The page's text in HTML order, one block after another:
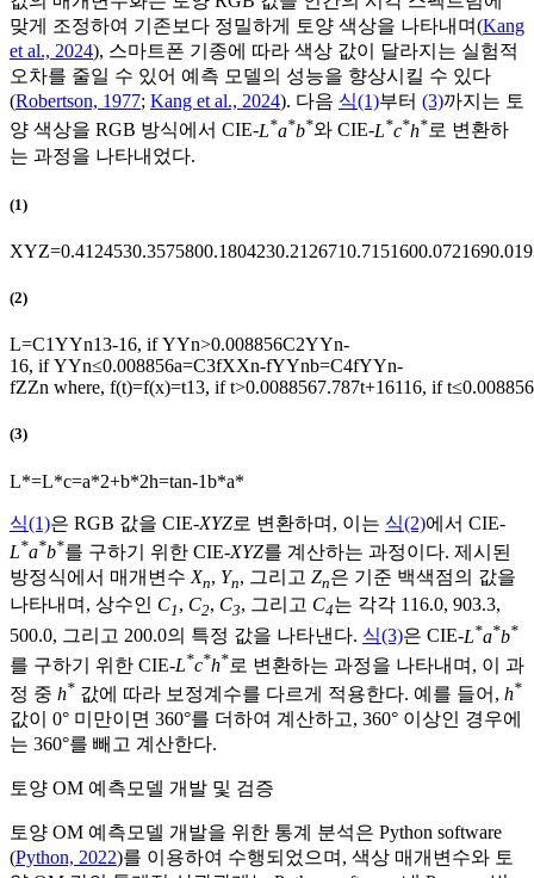
맞게 조정하여 기존보다 정밀하게 토양 색상을 나타내며(Kang
et al., 2024), 스마트폰 기종에 따라 색상 값이 달라지는 실험적
오차를 줄일 수 있어 예측 모델의 성능을 향상시킬 수 있다
(Robertson, 1977; Kang et al., 2024). 다음 식(1)부터 (3)까지는 토
양 색상을 RGB 방식에서 CIE-L*a*b*와 CIE-L*c*h*로 변환하
는 과정을 나타내었다.
(1)
XYZ=0.4124530.3575800.1804230.2126710.7151600.0721690.
(2)
L=C1YYn13-16, ifYYn>0.008856C2YYn-
16, ifYYn≤0.008856a=C3fXXn-fYYnb=C4fYYn-
fZZn where, f(t)=f(x)=t13, ift>0.0088567.787t+16116, ift≤0.008856
(3)
L*=L*c=a*2+b*2h=tan-1b*a*
식(1)은 RGB 값을 CIE-XYZ로 변환하며, 이는 식(2)에서 CIE-
L*a*b*를 구하기 위한 CIE-XYZ를 계산하는 과정이다. 제시된
방정식에서 매개변수 Xn, Yn, 그리고 Zn은 기준 백색점의 값을
나타내며, 상수인 C1 , C2, C3, 그리고 C4는 각각 116.0, 903.3,
500.0, 그리고 200.0의 특정 값을 나타낸다. 식(3)은 CIE-L*a*b*
를 구하기 위한 CIE-L*c*h*로 변환하는 과정을 나타내며, 이 과
정 중 h* 값에 따라 보정계수를 다르게 적용한다. 예를 들어, h*
값이 0° 미만이면 360°를 더하여 계산하고, 360° 이상인 경우에
는 360°를 빼고 계산한다.
토양 OM 예측모델 개발 및 검증
토양 OM 예측모델 개발을 위한 통계 분석은 Python software
(Python, 2022)를 이용하여 수행되었으며, 색상 매개변수와 토